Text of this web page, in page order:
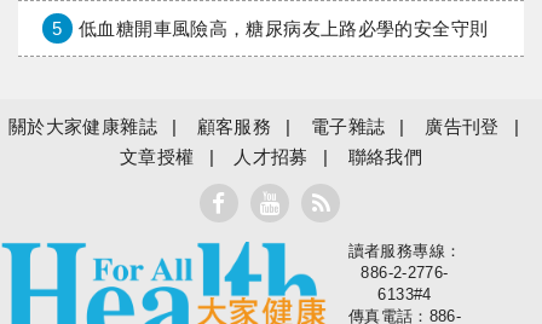
5 低血糖開車風險高，糖尿病友上路必學的安全守則
關於大家健康雜誌 顧客服務 電子雜誌
廣告刊登
文章授權
人才招募 聯絡我們
大家健康
讀者服務專線：
886-2-2776-
6133#4
傳真電話：886-